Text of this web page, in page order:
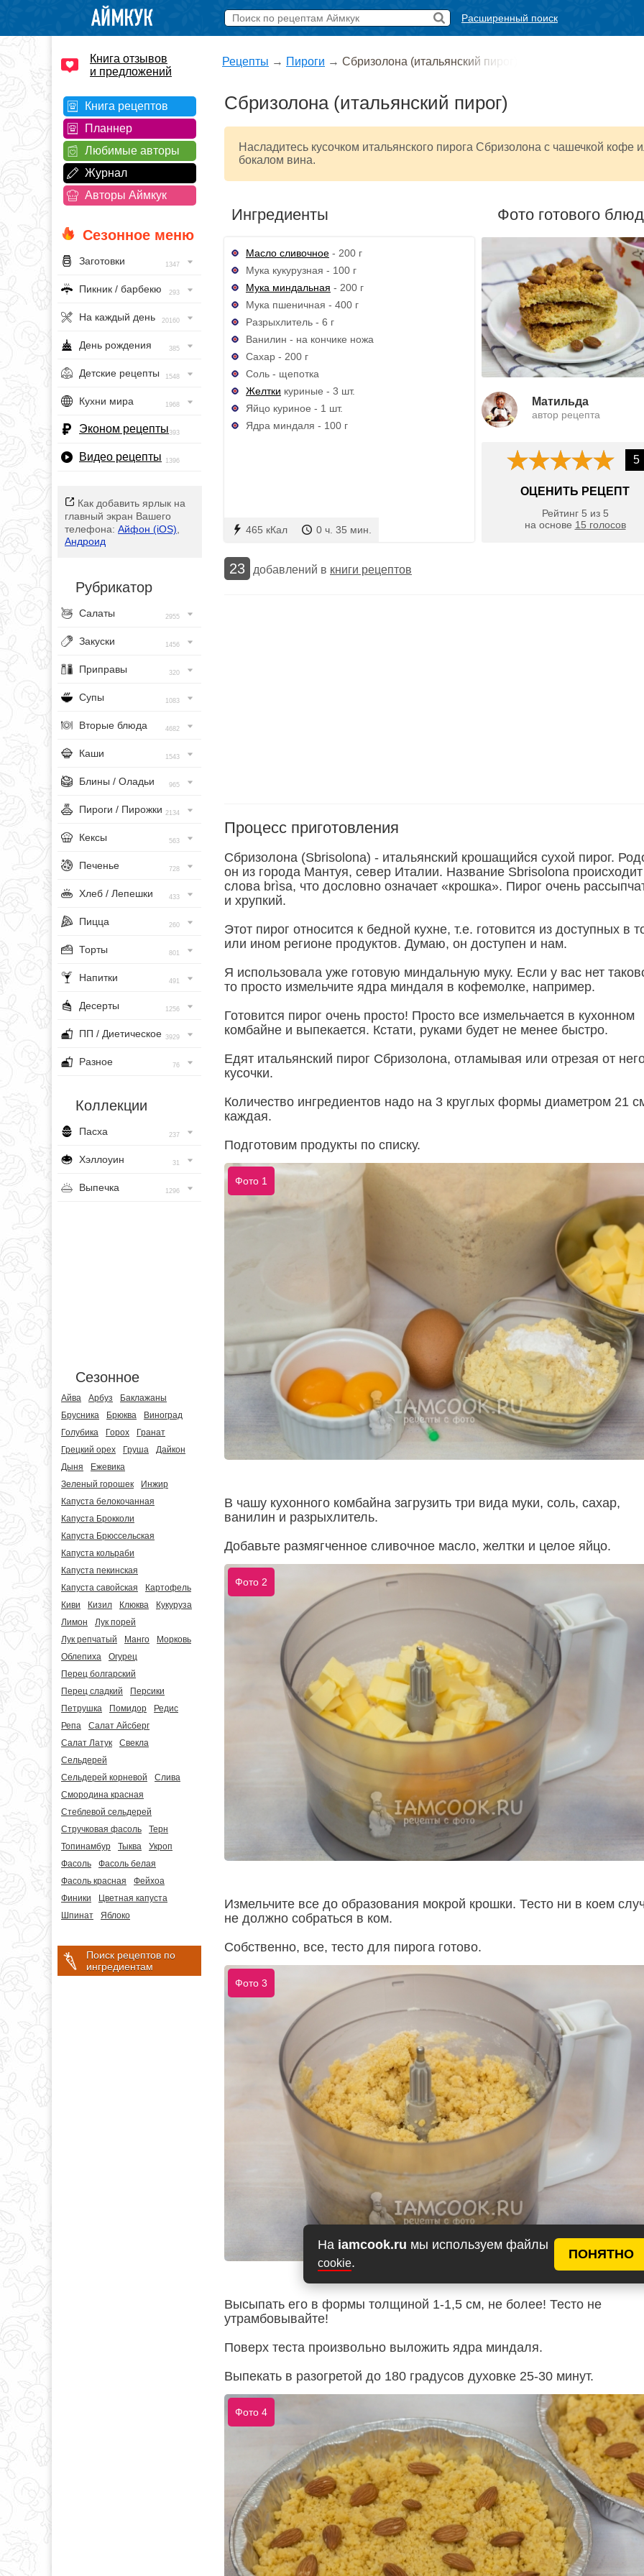
На iamcook.ru мы используем файлы
cookie.
ПОНЯТНО
Расширенный поиск
Книга отзывов
и предложений
Книга рецептов
Планнер
Любимые авторы
Журнал
Авторы Аймкук
Сезонное меню
Заготовки 1347
Пикник / барбекю 293
На каждый день 20160
День рождения 385
Детские рецепты 1548
Кухни мира 1968
Эконом рецепты393
Видео рецепты 1396
Как добавить ярлык на
главный экран Вашего
телефона: Айфон (iOS)
Андроид
Рубрикатор
Салаты 2955
Закуски 1456
Приправы 320
Супы 1083
Вторые блюда 4682
Каши 1543
Блины / Оладьи 965
Пироги / Пирожки 2134
Кексы 563
Печенье 728
Хлеб / Лепешки 433
Пицца 260
Торты 801
Напитки 491
Десерты 1256
ПП / Диетическое 3929
Разное 76
Коллекции
Пасха 237
Хэллоуин 31
Выпечка 1296
Сезонное
Айва Арбуз
Баклажаны
Брусника
Брюква
Виноград
Голубика
Горох
Гранат
Грецкий орех
Груша
Дайкон
Дыня
Ежевика
Зеленый горошек
Инжир
Капуста белокочанная
Капуста Брокколи
Капуста Брюссельская
Капуста кольраби
Капуста пекинская
Капуста савойская
Картофель
Киви
Кизил Клюква
Кукуруза
Лимон
Лук порей
Лук репчатый
Манго
Морковь
Облепиха
Огурец
Перец болгарский
Перец сладкий
Персики
Петрушка
Помидор
Редис
Репа
Салат Айсберг
Салат Латук
Свекла
Сельдерей
Сельдерей корневой
Слива
Смородина красная
Стеблевой сельдерей
Стручковая фасоль
Терн
Топинамбур
Тыква
Укроп
Фасоль
Фасоль белая
Фасоль красная
Фейхоа
Финики
Цветная капуста
Шпинат
Яблоко
Поиск рецептов по
ингредиентам
Рецепты → Пироги → Сбризолона (итальянский пирог)
Сбризолона (итальянский пирог)
Насладитесь кусочком итальянского пирога Сбризолона с чашечкой кофе
бокалом вина.
Ингредиенты
Масло сливочное - 200 г
Мука кукурузная - 100 г
Мука миндальная - 200 г
Мука пшеничная - 400 г
Разрыхлитель - 6 г
Ванилин - на кончике ножа
Сахар - 200 г
Соль - щепотка
Желтки куриные - 3 шт.
Яйцо куриное - 1 шт.
Ядра миндаля - 100 г
465 кКал 0 ч. 35 мин.
Фото готового
Матильда
автор рецепта
5
ОЦЕНИТЬ РЕЦЕПТ
Рейтинг 5 из 5
на основе 15 голосов
23 добавлений в книги рецептов
Процесс приготовления
Сбризолона (Sbrisolona) - итальянский крошащийся сухой пирог.
он из города Мантуя, север Италии. Название Sbrisolona происходит
слова brìsa, что дословно означает «крошка». Пирог очень
и хрупкий.
Этот пирог относится к бедной кухне, т.е. готовится из доступных в
или ином регионе продуктов. Думаю, он доступен и нам.
Я использовала уже готовую миндальную муку. Если у вас нет
то просто измельчите ядра миндаля в кофемолке, например.
Готовится пирог очень просто! Просто все измельчается в кухонном
комбайне и выпекается. Кстати, руками будет не менее быстро.
Едят итальянский пирог Сбризолона, отламывая или отрезая от
кусочки.
Количество ингредиентов надо на 3 круглых формы диаметром 21
каждая.
Подготовим продукты по списку.
Фото 1
В чашу кухонного комбайна загрузить три вида муки, соль, сахар,
ванилин и разрыхлитель.
Добавьте размягченное сливочное масло, желтки и целое яйцо.
Фото 2
Измельчите все до образования мокрой крошки. Тесто ни в коем
не должно собраться в ком.
Собственно, все, тесто для пирога готово.
Фото 3
Высыпать его в формы толщиной 1-1,5 см, не более! Тесто не
утрамбовывайте!
Поверх теста произвольно выложить ядра миндаля.
Выпекать в разогретой до 180 градусов духовке 25-30 минут.
Фото 4